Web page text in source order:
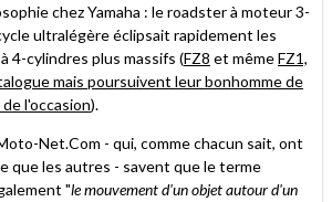
chez Yamaha : le roadster à moteur 3-
ultralégère éclipsait rapidement les
4-cylindres plus massifs (FZ8 et mêmeFZ1,
mais poursuivent leur bonhomme de
l'occasion).
Net.Com - qui, comme chacun sait, ont
que les autres - savent que le terme
"le mouvement d'un objet autour d'un